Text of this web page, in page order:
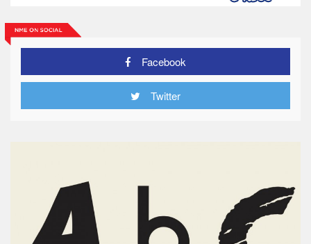
Facebook
Twitter